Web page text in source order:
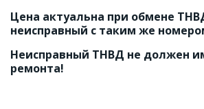
Цена актуальна при обмене
неисправный с таким же
Неисправный ТНВД не должен
ремонта!